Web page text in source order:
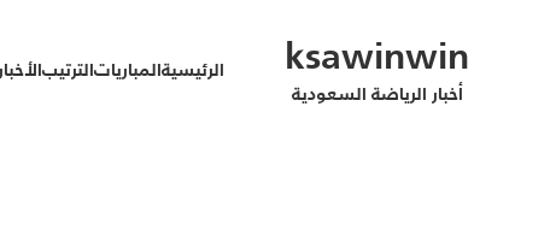
ksawinwin
أخبار الرياضة السعودية
الرئيسيةالمبارياتالترتيبالأخبار